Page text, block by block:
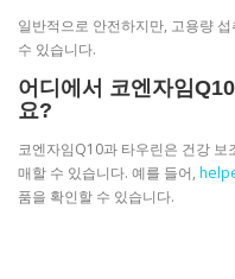
일반적으로 안전하지만, 고용량
수 있습니다.
어디에서 코엔자임
요?
코엔자임Q10과 타우린은 건강
매할 수 있습니다. 예를 들어,
품을 확인할 수 있습니다.